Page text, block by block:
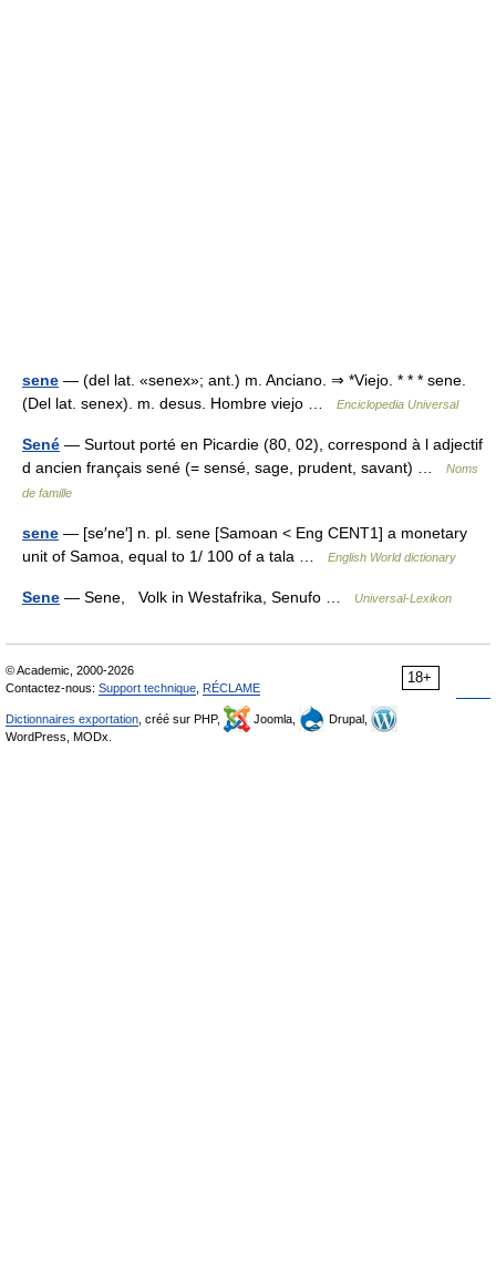
sene — (del lat. «senex»; ant.) m. Anciano. ⇒ *Viejo. * * * sene.
(Del lat. senex). m. desus. Hombre viejo …
Enciclopedia Universal
Sené — Surtout porté en Picardie (80, 02), correspond à l adjectif
d ancien français sené (= sensé, sage, prudent, savant) …
Noms
de famille
sene — [se′ne′] n. pl. sene [Samoan < Eng CENT1] a monetary
unit of Samoa, equal to 1/ 100 of a tala …
English World dictionary
Sene — Sene, Volk in Westafrika, Senufo … Universal-Lexikon
18+
© Academic, 2000-2026
Contactez-nous: Support technique RÉCLAME
Dictionnaires exportation , créé sur PHP, Joomla,
Drupal,
WordPress, MODx.